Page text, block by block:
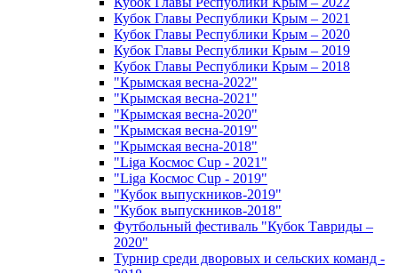
Кубок Главы Республики Крым – 2021
Кубок Главы Республики Крым – 2020
Кубок Главы Республики Крым – 2019
Кубок Главы Республики Крым – 2018
"Крымская весна-2022"
"Крымская весна-2021"
"Крымская весна-2020"
"Крымская весна-2019"
"Крымская весна-2018"
"Liga Космос Cup - 2021"
"Liga Космос Cup - 2019"
"Кубок выпускников-2019"
"Кубок выпускников-2018"
Футбольный фестиваль "Кубок Тавриды –
2020"
Турнир среди дворовых и сельских команд -